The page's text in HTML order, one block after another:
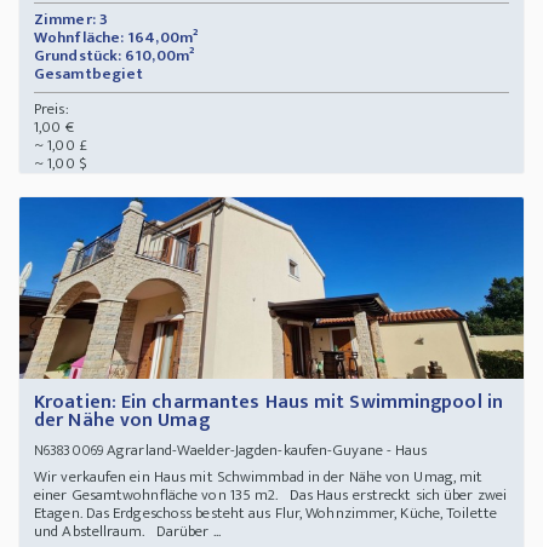
Zimmer: 3
Wohnfläche: 164,00m²
Grundstück: 610,00m²
Gesamtbegiet
Preis:
1,00 €
~ 1,00 £
~ 1,00 $
Kroatien: Ein charmantes Haus mit Swimmingpool in
der Nähe von Umag
N63830069Agrarland-Waelder-Jagden-kaufen-Guyane - Haus
Wir verkaufen ein Haus mit Schwimmbad in der Nähe von Umag, mit
einer Gesamtwohnfläche von 135 m2. Das Haus erstreckt sich über zwei
Etagen. Das Erdgeschoss besteht aus Flur, Wohnzimmer, Küche, Toilette
und Abstellraum. Darüber ...